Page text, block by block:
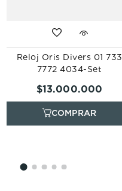
Reloj Oris Divers 01 733
7772 4034-Set
$13.000.000